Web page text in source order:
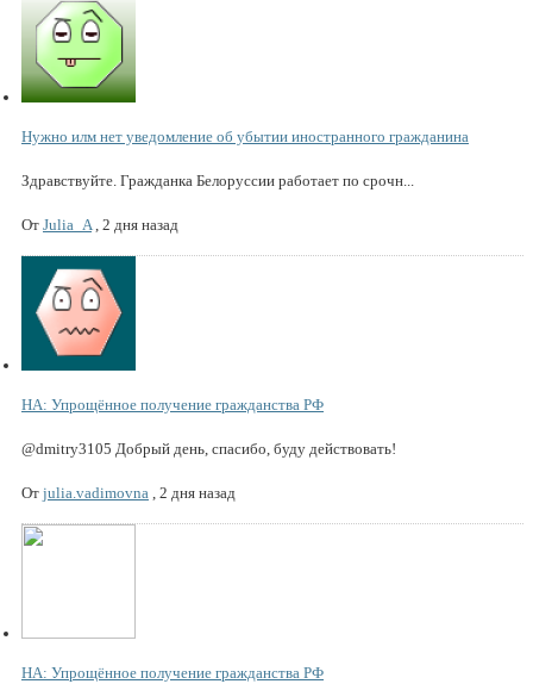
Нужно илм нет уведомление об убытии иностранного гражданина
Здравствуйте. Гражданка Белоруссии работает по срочн...
От Julia_A 2 дня назад
НА: Упрощённое получение гражданства РФ
@dmitry3105 Добрый день, спасибо, буду действовать!
От julia.vadimovna 2 дня назад
НА: Упрощённое получение гражданства РФ